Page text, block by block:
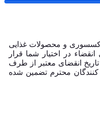
اکسسوری و محصولات غذایی
انقضاء در اختیار شما قرار
انقضای معتبر از طرف
محترم تضمین شده